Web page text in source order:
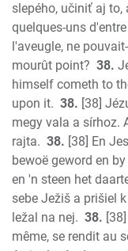
slepého, učiniť aj to,
quelques-uns
l'aveugle, ne
mourût point? 38.
himself cometh to
upon it. 38. [38]
megy vala a sírhoz.
rajta. 38. [38] En
bewoë geword en
en 'n steen het
sebe Ježiš a prišiel
ležal na nej. 38.
même, se rendit au